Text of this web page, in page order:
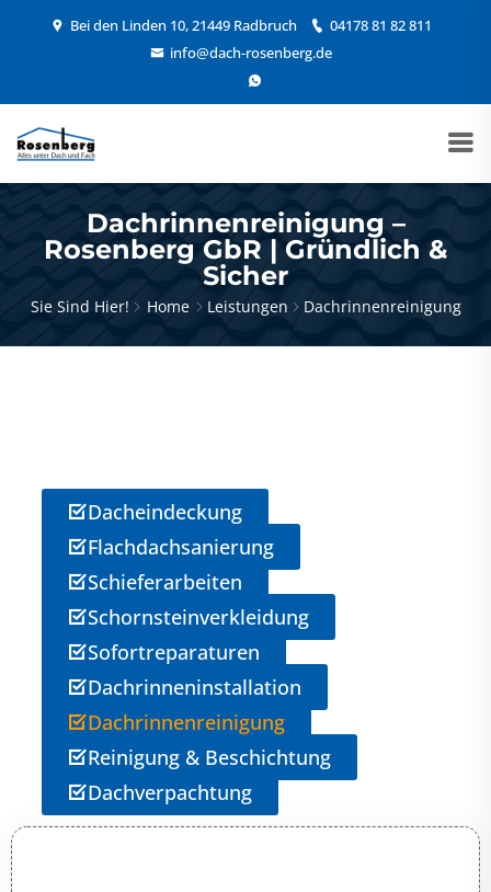
Bei den Linden 10, 21449 Radbruch
04178 81 82 811
info@dach-rosenberg.de
Dachrinnenreinigung –
Rosenberg GbR | Gründlich &
Sicher
Sie Sind Hier! Home Leistungen Dachrinnenreinigung
Dacheindeckung
Flachdachsanierung
Schieferarbeiten
Schornsteinverkleidung
Sofortreparaturen
Dachrinneninstallation
Dachrinnenreinigung
Reinigung & Beschichtung
Dachverpachtung